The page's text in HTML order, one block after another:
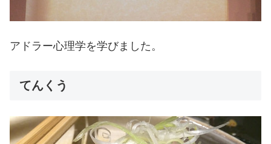
アドラー心理学を学びました。
てんくう